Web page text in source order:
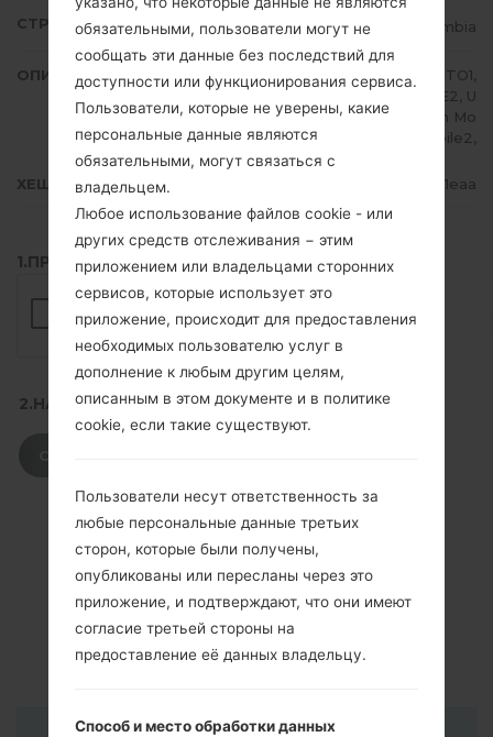
СТРАНА Colombia
ОПИСАНИЕ
Claro, Movistar, TIGO, ETB, EXITO1,
EXITO2, UFF1, UFF2, U NE1, UNE2, U
NE3, UNE4, Virgin Mobile1, Virgin Mo
bile2,
ХЕШ f74ca36d356c898f3bc922b6c6a1eaa
1.ПРОВЕРИТЬ НАЛИЧИЕ RECAPTCHA
2.НАЖМИТЕ, ЧТОБЫ СКАЧАТЬ
обязательными, пользователи могут не
сообщать эти данные без последствий для
доступности или функционирования сервиса.
Пользователи, которые не уверены, какие
персональные данные являются
обязательными, могут связаться с
владельцем.
Любое использование файлов cookie - или
других средств отслеживания − этим
приложением или владельцами сторонних
сервисов, которые использует это
приложение, происходит для предоставления
необходимых пользователю услуг в
дополнение к любым другим целям,
описанным в этом документе и в политике
cookie, если такие существуют.
Пользователи несут ответственность за
любые персональные данные третьих
сторон, которые были получены,
опубликованы или пересланы через это
приложение, и подтверждают, что они имеют
согласие третьей стороны на
предоставление её данных владельцу.
Способ и место обработки данных